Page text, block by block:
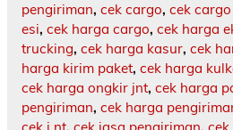
pengiriman, cek cargo, cek
esi, cek harga cargo, cek harga
trucking, cek harga kasur, cek
harga kirim paket, cek harga
cek harga ongkir jnt, cek harga
pengiriman, cek harga